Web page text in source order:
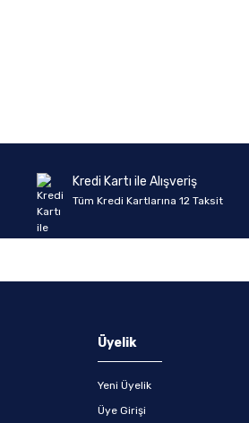
Kredi Kartı ile Alışveriş
Tüm Kredi Kartlarına 12 Taksit
Üyelik
Yeni Üyelik
Üye Girişi